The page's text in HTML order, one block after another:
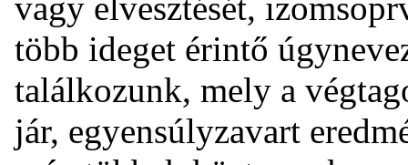
több ideget érintő
találkozunk, mely a
jár, egyensúlyzavart